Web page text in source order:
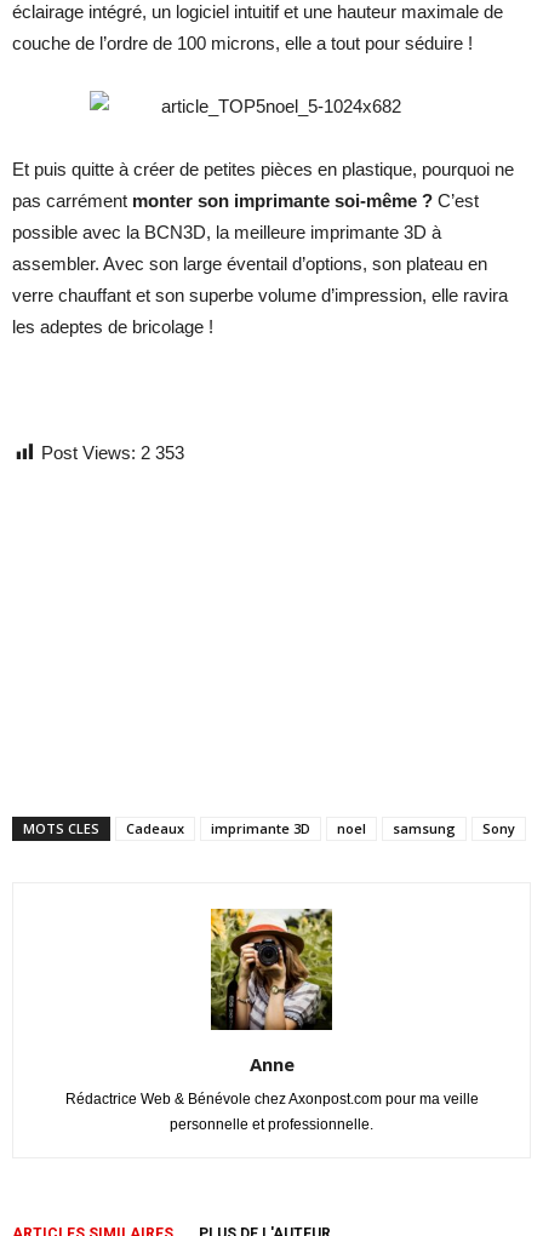
éclairage intégré, un logiciel intuitif et une hauteur maximale de
couche de l’ordre de 100 microns, elle a tout pour séduire !
Et puis quitte à créer de petites pièces en plastique, pourquoi ne
pas carrément monter son imprimante soi-même ? C’est
possible avec la BCN3D, la meilleure imprimante 3D à
assembler. Avec son large éventail d’options, son plateau en
verre chauffant et son superbe volume d’impression, elle ravira
les adeptes de bricolage !
Post Views: 2 353
MOTS CLES Cadeaux imprimante 3D noel samsung Sony
Anne
Rédactrice Web & Bénévole chez Axonpost.com pour ma veille
personnelle et professionnelle.